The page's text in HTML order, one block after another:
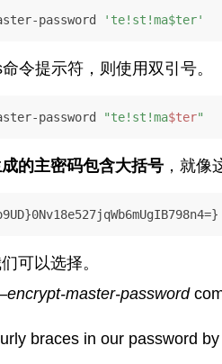
password 'te!st!ma$ter'
令提示符，则使用双引号。
password "te!st!ma$ter"
的主密码包含大括号，就像
可以选择。
master-password
braces in our password